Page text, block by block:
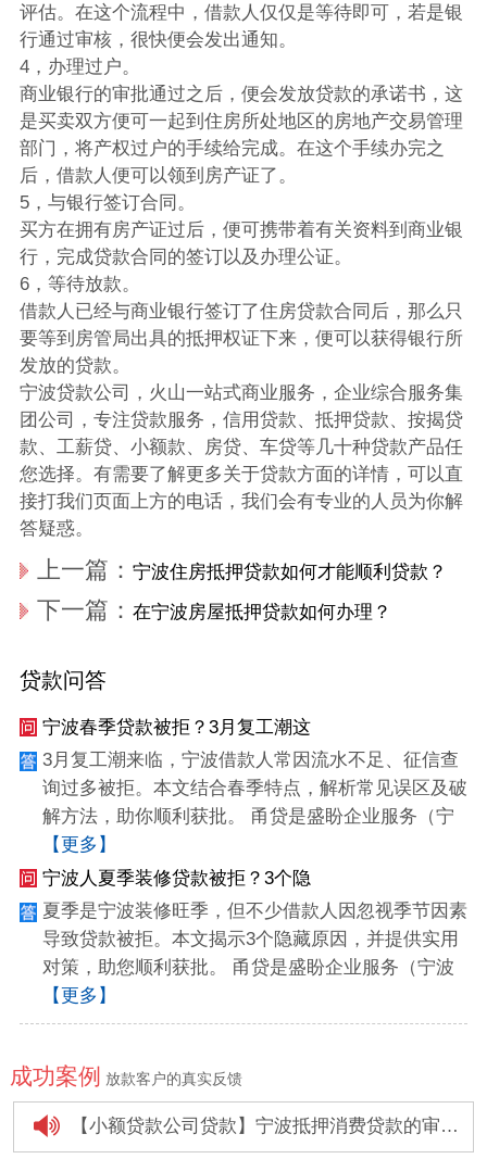
评估。在这个流程中，借款人仅仅是等待即可，若是银
行通过审核，很快便会发出通知。
4，办理过户。
商业银行的审批通过之后，便会发放贷款的承诺书，这
是买卖双方便可一起到住房所处地区的房地产交易管理
部门，将产权过户的手续给完成。在这个手续办完之
后，借款人便可以领到房产证了。
5，与银行签订合同。
买方在拥有房产证过后，便可携带着有关资料到商业银
行，完成贷款合同的签订以及办理公证。
6，等待放款。
借款人已经与商业银行签订了住房贷款合同后，那么只
要等到房管局出具的抵押权证下来，便可以获得银行所
发放的贷款。
宁波贷款公司，火山一站式商业服务，企业综合服务集
团公司，专注贷款服务，信用贷款、抵押贷款、按揭贷
款、工薪贷、小额款、房贷、车贷等几十种贷款产品任
您选择。有需要了解更多关于贷款方面的详情，可以直
接打我们页面上方的电话，我们会有专业的人员为你解
答疑惑。
上一篇：宁波住房抵押贷款如何才能顺利贷款？
下一篇：在宁波房屋抵押贷款如何办理？
贷款问答
宁波春季贷款被拒？3月复工潮这
3月复工潮来临，宁波借款人常因流水不足、征信查
询过多被拒。本文结合春季特点，解析常见误区及破
解方法，助你顺利获批。 甬贷是盛盼企业服务（宁
【更多】
宁波人夏季装修贷款被拒？3个隐
夏季是宁波装修旺季，但不少借款人因忽视季节因素
导致贷款被拒。本文揭示3个隐藏原因，并提供实用
对策，助您顺利获批。 甬贷是盛盼企业服务（宁波
【更多】
成功案例 放款客户的真实反馈
【小额贷款公司贷款】宁波抵押消费贷款的审批时间是多久